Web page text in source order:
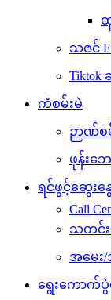
ထူ
သဇင်
Tiktok
ကံစမ်းမဲ
ဉာဏ်စ
ဖုန်းဘ
ရင်ဖွင့်ဆွေးနွ
Call
သတင်း
အမေး
ရွေးကောက်ပွဲ